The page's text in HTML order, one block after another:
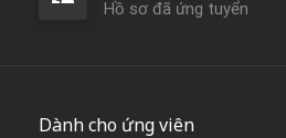
Hồ sơ đã ứng tuyển
Dành cho ứng viên